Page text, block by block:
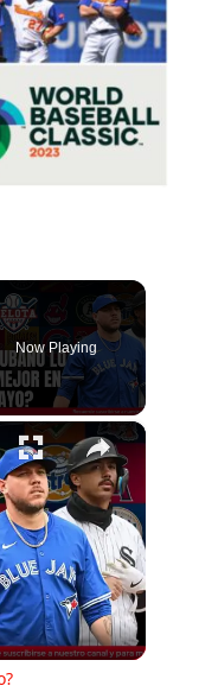
Now Playing
×